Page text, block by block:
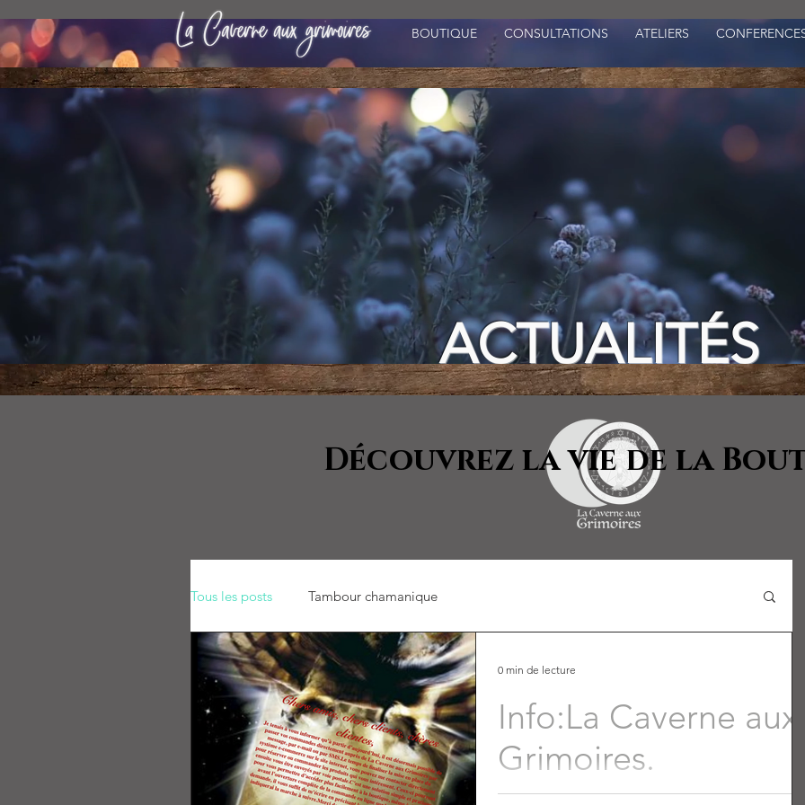
BOUTIQUE CONSULTATIONS ATELIERS
Découvrez la vie de la
ACTUALITÉS
Tous les posts Tambour chamanique
Info:La Caverne aux
Grimoires.
0 min de lecture